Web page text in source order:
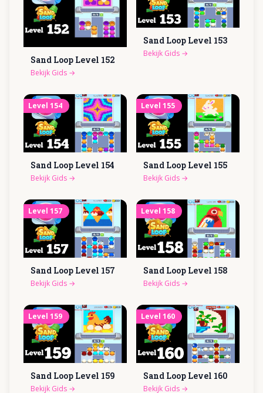
Sand Loop Level 152
Bekijk Gids →
Sand Loop Level 153
Bekijk Gids →
Level 154
Sand Loop Level 154
Bekijk Gids →
Level 155
Sand Loop Level 155
Bekijk Gids →
Level 157
Sand Loop Level 157
Bekijk Gids →
Level 158
Sand Loop Level 158
Bekijk Gids →
Level 159
Sand Loop Level 159
Bekijk Gids →
Level 160
Sand Loop Level 160
Bekijk Gids →